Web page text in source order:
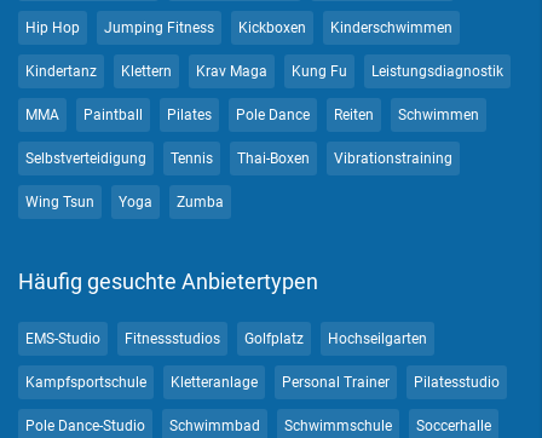
Hip Hop Jumping Fitness Kickboxen Kinderschwimmen
Kindertanz Klettern Krav Maga Kung Fu Leistungsdiagnostik
MMA Paintball Pilates Pole Dance Reiten Schwimmen
Selbstverteidigung Tennis Thai-Boxen Vibrationstraining
Wing Tsun Yoga Zumba
Häufig gesuchte Anbietertypen
EMS-Studio Fitnessstudios Golfplatz Hochseilgarten
Kampfsportschule Kletteranlage Personal Trainer Pilatesstudio
Pole Dance-Studio Schwimmbad Schwimmschule Soccerhalle